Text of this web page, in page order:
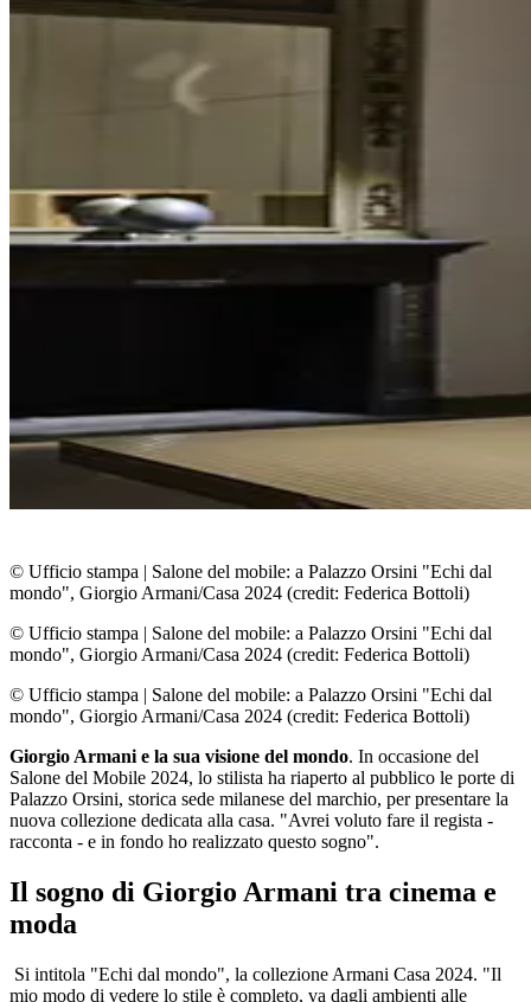
© Ufficio stampa | Salone del mobile: a Palazzo Orsini "Echi dal
mondo", Giorgio Armani/Casa 2024 (credit: Federica Bottoli)
© Ufficio stampa | Salone del mobile: a Palazzo Orsini "Echi dal
mondo", Giorgio Armani/Casa 2024 (credit: Federica Bottoli)
© Ufficio stampa | Salone del mobile: a Palazzo Orsini "Echi dal
mondo", Giorgio Armani/Casa 2024 (credit: Federica Bottoli)
Giorgio Armani e la sua visione del mondo. In occasione del
Salone del Mobile 2024, lo stilista ha riaperto al pubblico le porte di
Palazzo Orsini, storica sede milanese del marchio, per presentare la
nuova collezione dedicata alla casa. "Avrei voluto fare il regista -
racconta - e in fondo ho realizzato questo sogno".
Il sogno di Giorgio Armani tra cinema e
moda
Si intitola "Echi dal mondo", la collezione Armani Casa 2024. "Il
mio modo di vedere lo stile è completo, va dagli ambienti alle